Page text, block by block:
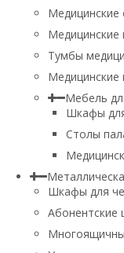
Медицинские
Тумбы
Мебель
Шкафы
Столы
Шкафы для
Абонентские